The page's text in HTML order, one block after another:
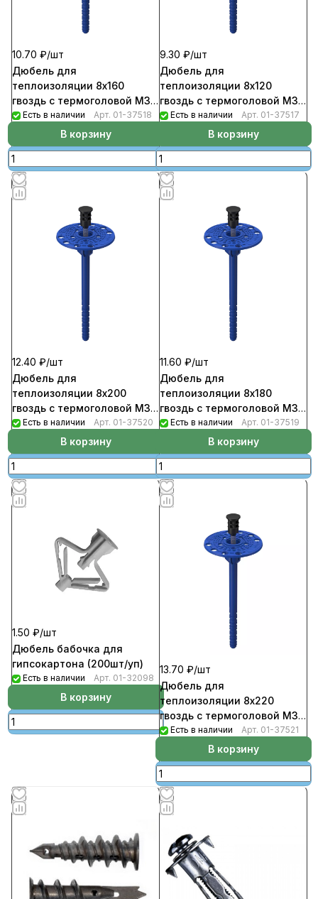
10.70 ₽/шт
Дюбель для
теплоизоляции 8х160
гвоздь с термоголовой М3
(400шт/уп) Evofast
Есть в наличии Арт. 01-37518
В корзину
9.30 ₽/шт
Дюбель для
теплоизоляции 8х120
гвоздь с термоголовой М3
(500шт/уп) Evofast
Есть в наличии Арт. 01-37517
В корзину
12.40 ₽/шт
Дюбель для
теплоизоляции 8х200
гвоздь с термоголовой М3
(300шт/уп) Evofast
Есть в наличии Арт. 01-37520
В корзину
11.60 ₽/шт
Дюбель для
теплоизоляции 8х180
гвоздь с термоголовой М3
(350шт/уп) Evofast
Есть в наличии Арт. 01-37519
В корзину
1.50 ₽/шт
Дюбель бабочка для
гипсокартона (200шт/уп)
Есть в наличии Арт. 01-32098
В корзину
13.70 ₽/шт
Дюбель для
теплоизоляции 8х220
гвоздь с термоголовой М3
(300шт/уп) Evofast
Есть в наличии Арт. 01-37521
В корзину